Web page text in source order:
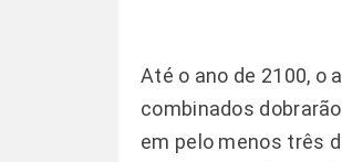
Até o ano de 2100, o
combinados
em pelo menos três